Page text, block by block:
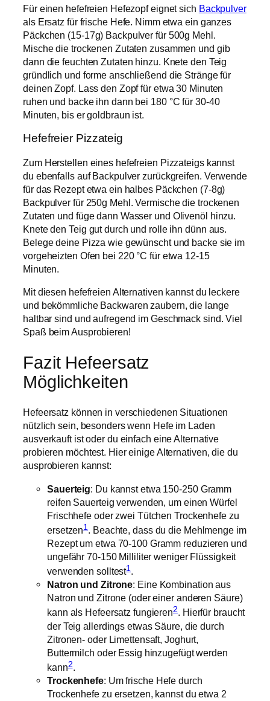
Für einen hefefreien Hefezopf eignet sich Backpulver
als Ersatz für frische Hefe. Nimm etwa ein ganzes
Päckchen (15-17g) Backpulver für 500g Mehl.
Mische die trockenen Zutaten zusammen und gib
dann die feuchten Zutaten hinzu. Knete den Teig
gründlich und forme anschließend die Stränge für
deinen Zopf. Lass den Zopf für etwa 30 Minuten
ruhen und backe ihn dann bei 180 °C für 30-40
Minuten, bis er goldbraun ist.
Hefefreier Pizzateig
Zum Herstellen eines hefefreien Pizzateigs kannst
du ebenfalls auf Backpulver zurückgreifen. Verwende
für das Rezept etwa ein halbes Päckchen (7-8g)
Backpulver für 250g Mehl. Vermische die trockenen
Zutaten und füge dann Wasser und Olivenöl hinzu.
Knete den Teig gut durch und rolle ihn dünn aus.
Belege deine Pizza wie gewünscht und backe sie im
vorgeheizten Ofen bei 220 °C für etwa 12-15
Minuten.
Mit diesen hefefreien Alternativen kannst du leckere
und bekömmliche Backwaren zaubern, die lange
haltbar sind und aufregend im Geschmack sind. Viel
Spaß beim Ausprobieren!
Fazit Hefeersatz
Möglichkeiten
Hefeersatz können in verschiedenen Situationen
nützlich sein, besonders wenn Hefe im Laden
ausverkauft ist oder du einfach eine Alternative
probieren möchtest. Hier einige Alternativen, die du
ausprobieren kannst:
Sauerteig: Du kannst etwa 150-250 Gramm
reifen Sauerteig verwenden, um einen Würfel
Frischhefe oder zwei Tütchen Trockenhefe zu
ersetzen1 . Beachte, dass du die Mehlmenge im
Rezept um etwa 70-100 Gramm reduzieren und
ungefähr 70-150 Milliliter weniger Flüssigkeit
verwenden solltest1.
Natron und Zitrone: Eine Kombination aus
Natron und Zitrone (oder einer anderen Säure)
kann als Hefeersatz fungieren2. Hierfür braucht
der Teig allerdings etwas Säure, die durch
Zitronen- oder Limettensaft, Joghurt,
Buttermilch oder Essig hinzugefügt werden
kann2.
Trockenhefe: Um frische Hefe durch
Trockenhefe zu ersetzen, kannst du etwa 2